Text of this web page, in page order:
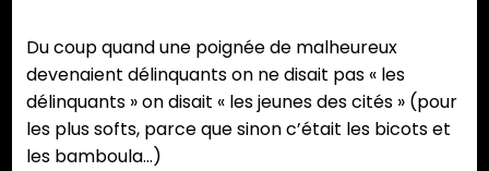
Du coup quand une poignée de malheureux
devenaient délinquants on ne disait pas « les
délinquants » on disait « les jeunes des cités » (pour
les plus softs, parce que sinon c’était les bicots et
les bamboula…)